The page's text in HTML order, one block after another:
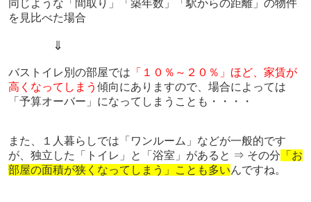
同じような「間取り」「築年数」「駅からの距離」の物件
を見比べた場合
⇓
バストイレ別の部屋では 「１０％～２０％」ほど、家賃が
高くなってしまう 傾向にありますので、場合によっては
「予算オーバー」になってしまうことも・・・・
また、１人暮らしでは「 ワンルーム」などが一般的です
が、独立した「トイレ」と「浴室」があると ⇒ その分 「お
部屋の面積が狭くなってしまう」ことも多いんですね。